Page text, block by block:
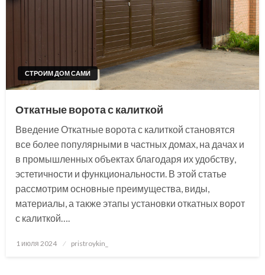
СТРОИМ ДОМ САМИ
Откатные ворота с калиткой
Введение Откатные ворота с калиткой становятся
все более популярными в частных домах, на дачах и
в промышленных объектах благодаря их удобству,
эстетичности и функциональности. В этой статье
рассмотрим основные преимущества, виды,
материалы, а также этапы установки откатных ворот
с калиткой….
Posted
1 июля 2024 pristroykin_